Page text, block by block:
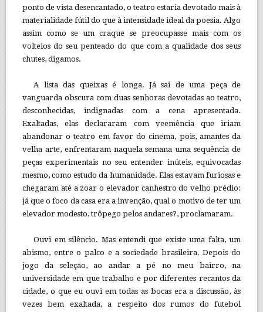
ponto de vista desencantado, o teatro estaria devotado mais à
materialidade fútil do que à intensidade ideal da poesia. Algo
assim como se um craque se preocupasse mais com os
volteios do seu penteado do que com a qualidade dos seus
chutes, digamos.
A lista das queixas é longa. Já sai de uma peça de
vanguarda obscura com duas senhoras devotadas ao teatro,
desconhecidas, indignadas com a cena apresentada.
Exaltadas, elas declararam com veemência que iriam
abandonar o teatro em favor do cinema, pois, amantes da
velha arte, enfrentaram naquela semana uma sequência de
peças experimentais no seu entender inúteis, equivocadas
mesmo, como estudo da humanidade. Elas estavam furiosas e
chegaram até a zoar o elevador canhestro do velho prédio:
já que o foco da casa era a invenção, qual o motivo de ter um
elevador modesto, trôpego pelos andares?, proclamaram.
Ouvi em silêncio. Mas entendi que existe uma falta, um
abismo, entre o palco e a sociedade brasileira. Depois do
jogo da seleção, ao andar a pé no meu bairro, na
universidade em que trabalho e por diferentes recantos da
cidade, o que eu ouvi em todas as bocas era a discussão, às
vezes bem exaltada, a respeito dos rumos do futebol